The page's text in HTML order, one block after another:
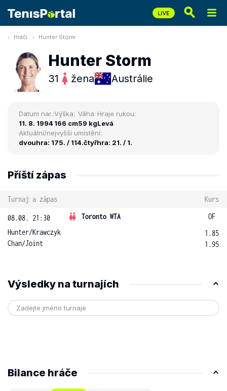
Hráči Hunter Storm
Hunter Storm
31 žena Austrálie
Datum nar.:
11. 8. 1994
Výška:
166 cm
Váha:
59 kg
Hraje rukou:
Levá
Aktuální/nejvyšší umístění:
dvouhra: 175. / 114.čtyřhra: 21. / 1.
Příští zápas
Turnaj a zápas Kurs
08.08. 21:30 Toronto WTA
OF
Hunter/Krawczyk
Chan/Joint
1.85
1.95
Výsledky na turnajích
Bilance hráče